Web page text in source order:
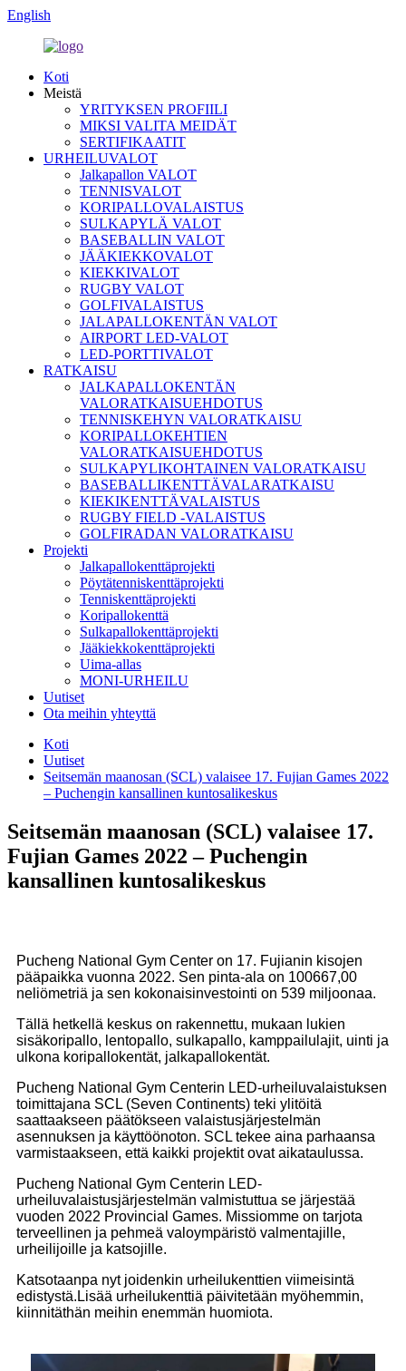
English
Koti
Meistä
YRITYKSEN PROFIILI
MIKSI VALITA MEIDÄT
SERTIFIKAATIT
URHEILUVALOT
Jalkapallon VALOT
TENNISVALOT
KORIPALLOVALAISTUS
SULKAPYLÄ VALOT
BASEBALLIN VALOT
JÄÄKIEKKOVALOT
KIEKKIVALOT
RUGBY VALOT
GOLFIVALAISTUS
JALAPALLOKENTÄN VALOT
AIRPORT LED-VALOT
LED-PORTTIVALOT
RATKAISU
JALKAPALLOKENTÄN
VALORATKAISUEHDOTUS
TENNISKEHYN VALORATKAISU
KORIPALLOKEHTIEN
VALORATKAISUEHDOTUS
SULKAPYLIKOHTAINEN VALORATKAISU
BASEBALLIKENTTÄVALARATKAISU
KIEKIKENTTÄVALAISTUS
RUGBY FIELD -VALAISTUS
GOLFIRADAN VALORATKAISU
Projekti
Jalkapallokenttäprojekti
Pöytätenniskenttäprojekti
Tenniskenttäprojekti
Koripallokenttä
Sulkapallokenttäprojekti
Jääkiekkokenttäprojekti
Uima-allas
MONI-URHEILU
Uutiset
Ota meihin yhteyttä
Koti
Uutiset
Seitsemän maanosan (SCL) valaisee 17. Fujian Games 2022
– Puchengin kansallinen kuntosalikeskus
Seitsemän maanosan (SCL) valaisee 17.
Fujian Games 2022 – Puchengin
kansallinen kuntosalikeskus
Pucheng National Gym Center on 17. Fujianin kisojen
pääpaikka vuonna 2022. Sen pinta-ala on 100667,00
neliömetriä ja sen kokonaisinvestointi on 539 miljoonaa.
Tällä hetkellä keskus on rakennettu, mukaan lukien
sisäkoripallo, lentopallo, sulkapallo, kamppailulajit, uinti ja
ulkona koripallokentät, jalkapallokentät.
Pucheng National Gym Centerin LED-urheiluvalaistuksen
toimittajana SCL (Seven Continents) teki ylitöitä
saattaakseen päätökseen valaistusjärjestelmän
asennuksen ja käyttöönoton. SCL tekee aina parhaansa
varmistaakseen, että kaikki projektit ovat aikataulussa.
Pucheng National Gym Centerin LED-
urheiluvalaistusjärjestelmän valmistuttua se järjestää
vuoden 2022 Provincial Games. Missiomme on tarjota
terveellinen ja pehmeä valoympäristö valmentajille,
urheilijoille ja katsojille.
Katsotaanpa nyt joidenkin urheilukenttien viimeisintä
edistystä.Lisää urheilukenttiä päivitetään myöhemmin,
kiinnitäthän meihin enemmän huomiota.